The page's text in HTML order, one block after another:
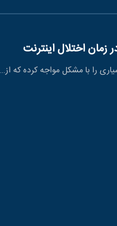
زمان اختلال اینترنت
را با مشکل مواجه کرده که از…